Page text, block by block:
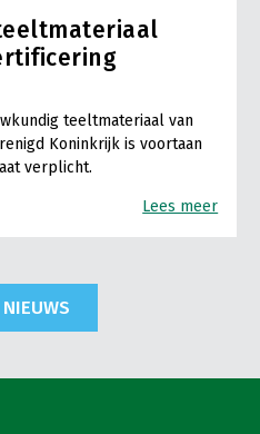
teeltmateriaal van
Koninkrijk is voortaan
verplicht.
Lees meer